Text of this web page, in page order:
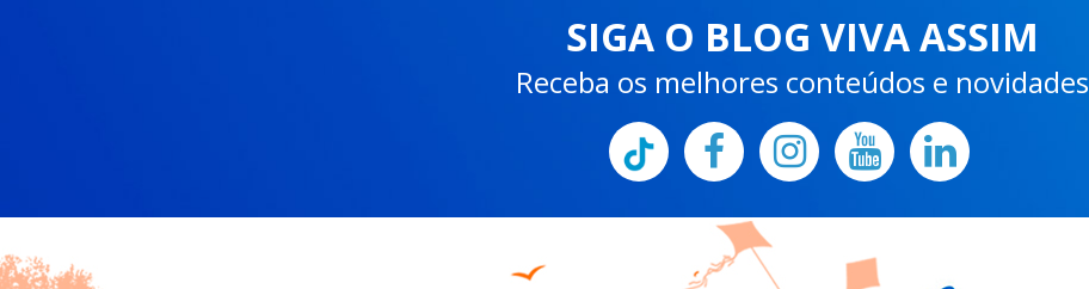
SIGA O BLOG VIVA ASSIM
Receba os melhores conteúdos e novidades